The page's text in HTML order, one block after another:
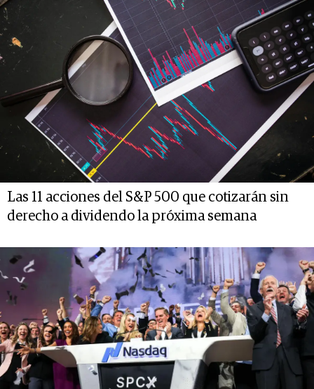
Las 11 acciones del S&P 500 que cotizarán sin
derecho a dividendo la próxima semana